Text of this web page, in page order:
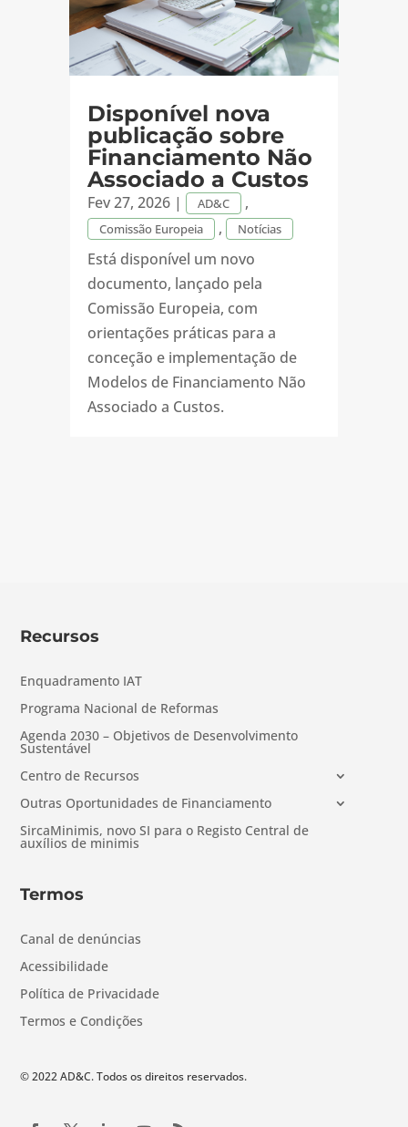
Disponível nova
publicação sobre
Financiamento Não
Associado a Custos
Fev 27, 2026| AD&C ,
Comissão Europeia , Notícias
Está disponível um novo
documento, lançado pela
Comissão Europeia, com
orientações práticas para a
conceção e implementação de
Modelos de Financiamento Não
Associado a Custos.
Recursos
Enquadramento IAT
Programa Nacional de Reformas
Agenda 2030 – Objetivos de Desenvolvimento
Sustentável
Centro de Recursos
Outras Oportunidades de Financiamento
SircaMinimis, novo SI para o Registo Central de
auxílios de minimis
Termos
Canal de denúncias
Acessibilidade
Política de Privacidade
Termos e Condições
© 2022 AD&C. Todos os direitos reservados.